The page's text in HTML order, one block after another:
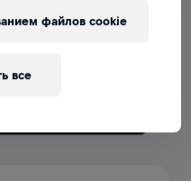
за результатами и
все
файлов cookie